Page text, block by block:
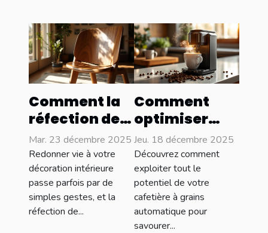
Comment la
réfection de
meubles peut
transformer
votre
intérieur ?
Mar. 23 décembre 2025
Redonner vie à votre
décoration intérieure
passe parfois par de
simples gestes, et la
réfection de...
Comment
optimiser
l'utilisation
de votre
cafetière à
grains
automatique
?
Jeu. 18 décembre 2025
Découvrez comment
exploiter tout le
potentiel de votre
cafetière à grains
automatique pour
savourer...